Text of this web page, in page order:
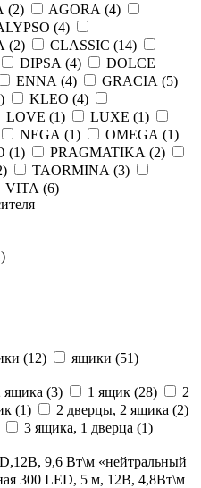
(2) AGORA (4)
(4)
(2) CLASSIC (14)
DIPSA (4)
DOLCE
ENNA (4) GRACIA (5)
) KLEO (4)
LOVE (1) LUXE (1)
NEGA (1) OMEGA (1)
(1) PRAGMATIKA (2)
) TAORMINA (3)
VITA (6)
)
(12) ящики (51)
ящика (3) 1 ящик (28)
2
(1) 2 дверцы, 2 ящика (2)
3 ящика, 1 дверца (1)
9,6 Вт\м «нейтральный
300 LED, 5 м, 12В, 4,8Вт\м